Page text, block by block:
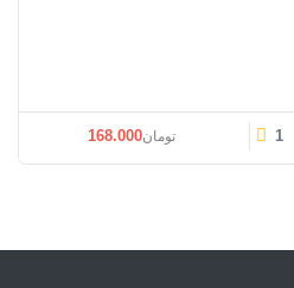
1 تومان168.000